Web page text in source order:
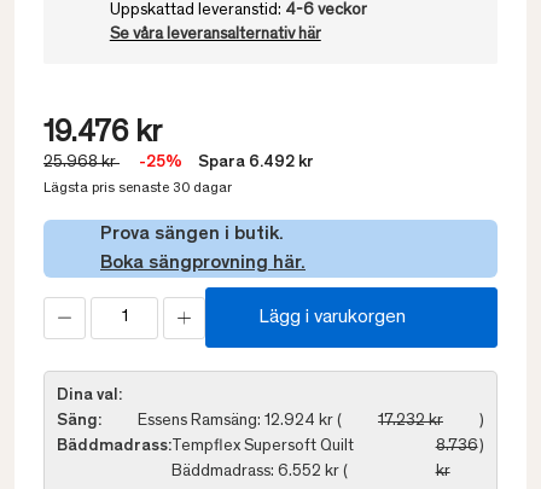
Uppskattad leveranstid: 4-6 veckor
Se våra leveransalternativ här
19.476 kr
25.968 kr -25% Spara 6.492 kr
Lägsta pris senaste 30 dagar
Prova sängen i butik.
Boka sängprovning här.
Lägg i varukorgen
Dina val:
Säng:
Essens Ramsäng: 12.924 kr ( 17.232 kr
)
Bäddmadrass: Tempflex Supersoft Quilt
Bäddmadrass: 6.552 kr (
8.736
kr
)